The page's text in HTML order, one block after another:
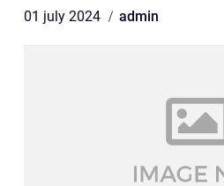
01 july 2024 admin